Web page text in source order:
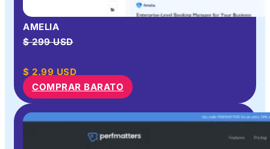
AMELIA
$ 299 USD
$ 2.99 USD
COMPRAR BARATO